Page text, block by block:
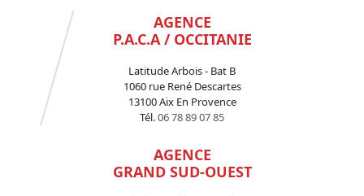
AGENCE
P.A.C.A / OCCITANIE
Latitude Arbois - Bat B
1060 rue René Descartes
13100 Aix En Provence
Tél.06 78 89 07 85
AGENCE
GRAND SUD-OUEST